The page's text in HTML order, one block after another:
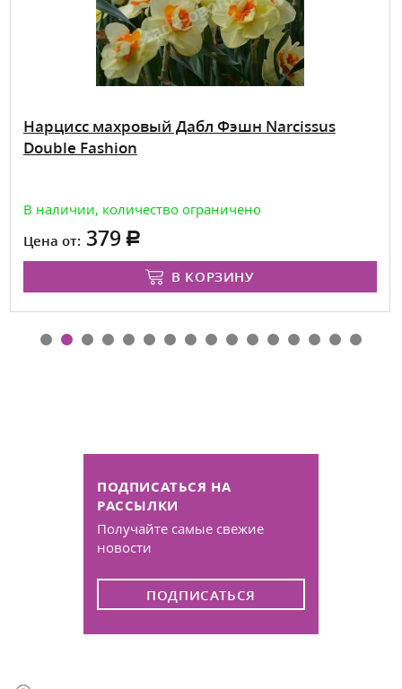
Нарцисс махровый Дабл Фэшн Narcissus
Double Fashion
В наличии, количество ограничено
Цена от: 379
В КОРЗИНУ
ПОДПИСАТЬСЯ НА
РАССЫЛКИ
Получайте самые свежие
новости
ПОДПИСАТЬСЯ